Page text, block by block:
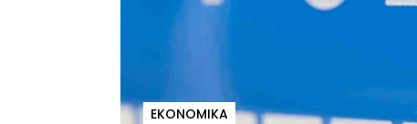
EKONOMIKA